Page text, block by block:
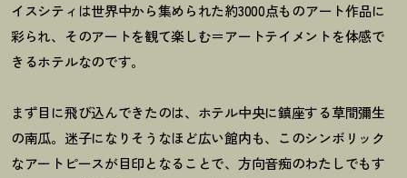
イスシティは世界中から集められた約3000点ものアート作品に
彩られ、そのアートを観て楽しむ＝アートテイメントを体感で
きるホテルなのです。
まず目に飛び込んできたのは、ホテル中央に鎮座する草間彌生
の南瓜。迷子になりそうなほど広い館内も、このシンボリック
なアートピースが目印となることで、方向音痴のわたしでもす